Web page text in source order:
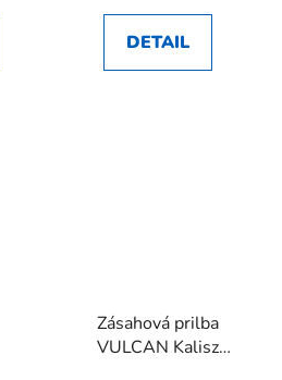
DETAIL
Zásahová prilba
VULCAN Kalisz